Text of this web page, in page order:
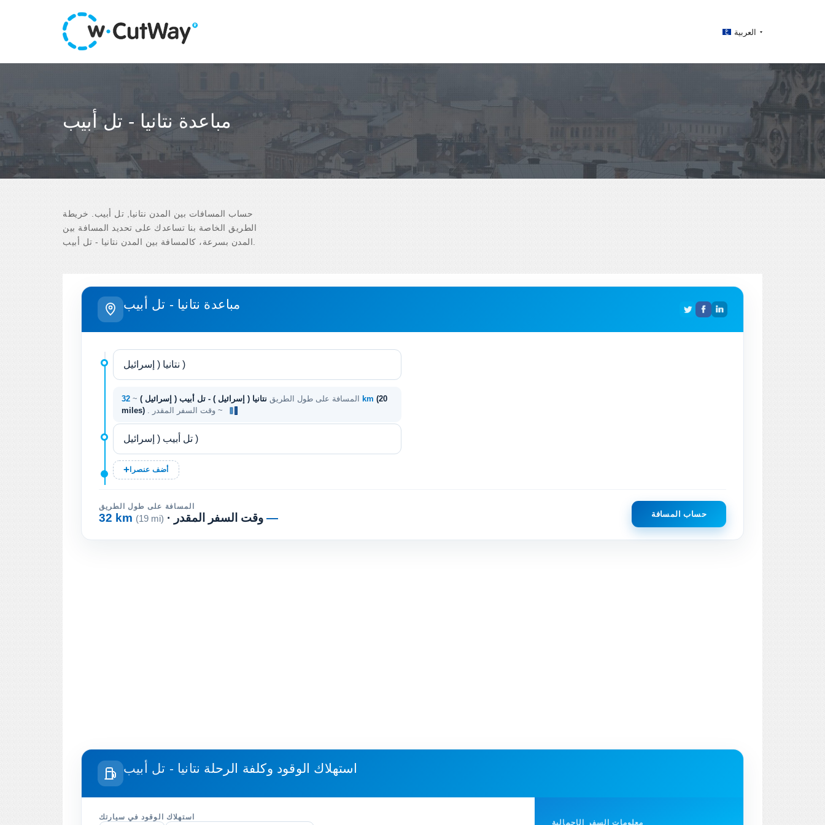
العربية
مباعدة نتانيا - تل أبيب
حساب المسافات بين المدن نتانيا, تل أبيب. خريطة
الطريق الخاصة بنا تساعدك على تحديد المسافة بين
مباعدة نتانيا - تل أبيب
المسافة على طول الطريق نتانيا ( إسرائيل ) - تل أبيب ( إسرائيل ) ~ 32 km (20
miles)
. وقت السفر المقدر ~
أضف عنصرا
المسافة على طول الطريق
32 km (19 mi) — حساب المسافة
استهلاك الوقود وكلفة الرحلة نتانيا - تل أبيب
استهلاك الوقود في سيارتك
معلومات السفر الإجمالية